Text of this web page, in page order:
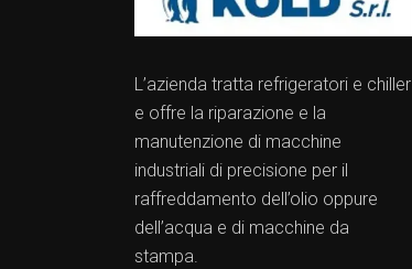
L’azienda tratta refrigeratori e chiller
e offre la riparazione e la
manutenzione di macchine
industriali di precisione per il
raffreddamento dell’olio oppure
dell’acqua e di macchine da
stampa.